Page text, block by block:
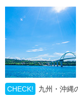
CHECK!
九州・沖縄